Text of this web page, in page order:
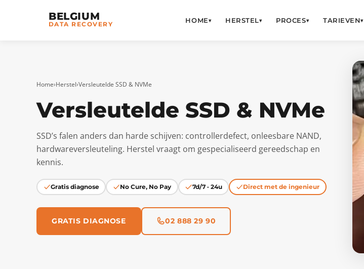
BELGIUM
DATA RECOVERY HOME▾ HERSTEL▾ PROCES▾ TARIEVEN▾
Home›Herstel›Versleutelde SSD & NVMe
Versleutelde SSD & NVMe
SSD’s falen anders dan harde schijven: controllerdefect, onleesbare NAND,
hardwareversleuteling. Herstel vraagt om gespecialiseerd gereedschap en
kennis.
Gratis diagnose No Cure, No Pay 7d/7 · 24u Direct met de ingenieur
GRATIS DIAGNOSE 02 888 29 90